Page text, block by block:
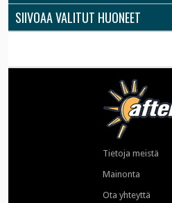
SIIVOAA VALITUT HUONEET
Tietoja meistä
Mainonta
Ota yhteyttä